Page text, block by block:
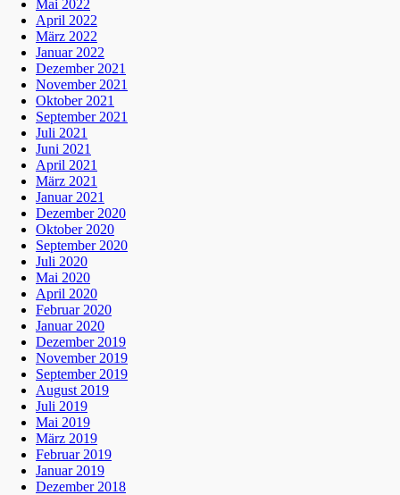
Mai 2022
April 2022
März 2022
Januar 2022
Dezember 2021
November 2021
Oktober 2021
September 2021
Juli 2021
Juni 2021
April 2021
März 2021
Januar 2021
Dezember 2020
Oktober 2020
September 2020
Juli 2020
Mai 2020
April 2020
Februar 2020
Januar 2020
Dezember 2019
November 2019
September 2019
August 2019
Juli 2019
Mai 2019
März 2019
Februar 2019
Januar 2019
Dezember 2018